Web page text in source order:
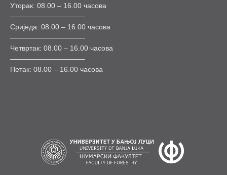
Уторак: 08.00 – 16.00 часова
——————————–
Сриједа: 08.00 – 16.00 часова
——————————–
Четвртак: 08.00 – 16.00 часова
——————————–
Петак: 08.00 – 16.00 часова